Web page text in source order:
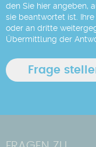
den Sie hier angeben,
sie beantwortet ist.
oder an dritte
Übermittlung der